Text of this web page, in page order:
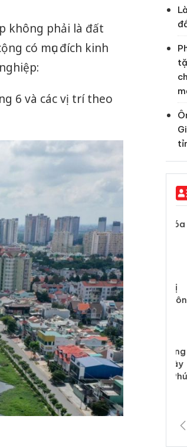
không phải là đất
có mục đích kinh
6 và các vị trí theo
Công an Thanh Hóa
tìm bị hại trong vụ
án sản xuất, buôn
bán yến sào giả
Thanh Hóa: Tìm bị
hại trong vụ án buôn
bán bình sữa
Moyuum giả
An Giang: Đối tượng
chủ mưu đường dây
bán hàng giả tại Phú
Quốc ra đầu thú